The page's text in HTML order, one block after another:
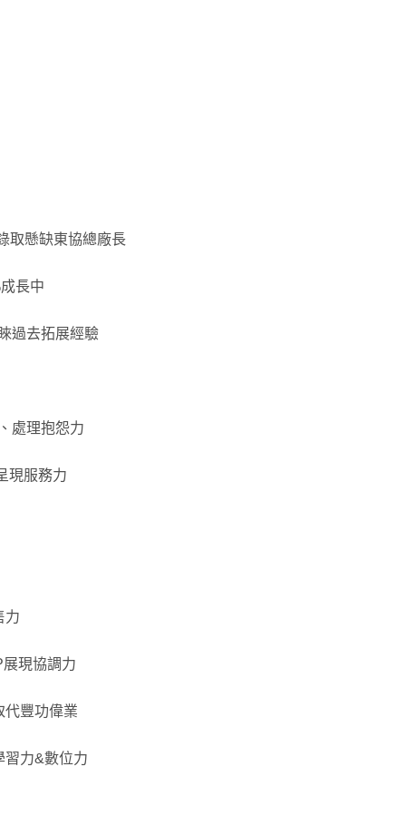
取懸缺東協總廠長
長中
過去拓展經驗
處理抱怨力
現服務力
力
現協調力
代豐功偉業
習力&數位力